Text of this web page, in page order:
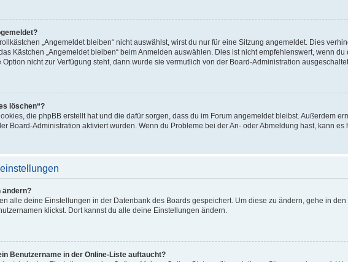
„Angemeldet bleiben“ nicht auswählst, wirst du nur für eine Sitzung angemeldet. Dies
Kästchen „Angemeldet bleiben“ beim Anmelden auswählen. Dies ist nicht empfehlenswert, wenn
Option nicht zur Verfügung steht, dann wurde sie vermutlich von der Board-Administration
löschen“?
die phpBB erstellt hat und die dafür sorgen, dass du im Forum angemeldet bleibst. Außerdem
Board-Administration aktiviert wurden. Wenn du Probleme bei der An- oder Abmeldung hast, kann
ändern?
alle deine Einstellungen in der Datenbank des Boards gespeichert. Um diese zu ändern, gehe in
klickst. Dort kannst du alle deine Einstellungen ändern.
Benutzername in der Online-Liste auftaucht?